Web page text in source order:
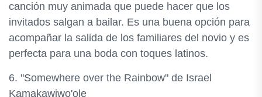
canción muy animada que puede hacer que los
invitados salgan a bailar. Es una buena opción para
acompañar la salida de los familiares del novio y es
perfecta para una boda con toques latinos.
6. "Somewhere over the Rainbow" de Israel
Kamakawiwo'ole